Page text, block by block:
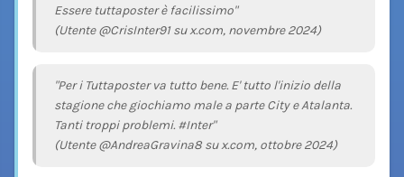
Essere tuttaposter è facilissimo"
(Utente @CrisInter91 su x.com, novembre 2024)
"Per i Tuttaposter va tutto bene. E' tutto l'inizio della
stagione che giochiamo male a parte City e Atalanta.
Tanti troppi problemi. #Inter"
(Utente @AndreaGravina8 su x.com, ottobre 2024)